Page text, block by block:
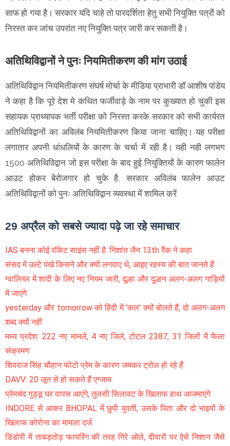
साफ हो गया है। सरकार यदि चाहे तो पारदर्शिता हेतु सभी नियुक्ति पत्रों को
निरस्त कर जांच उपरांत नए नियुक्ति पत्र जारी कर सकती है।
अतिथिविद्वानों ने पुनः नियमितीकरण की मांग उठाई
अतिथिविद्वान नियमितीकरण संघर्ष मोर्चा के मीडिया प्राभारी डॉ आशीष पांडेय
ने कहा है कि पूरे देश मे कथित फर्जीवाड़े के नाम पर कुख्यात हो चुकी इस
सहायक प्राध्यापक भर्ती परीक्षा को निरस्त करके सरकार को सभी कार्यरत
अतिथिविद्वानों का अविलंब नियमितीकरण किया जाना चाहिए। यह परीक्षा
लगातार अपनी धांधलियों के कारण के चर्चा में रही है। यही नही लगभग
1500 अतिथिविद्वान जो इस परीक्षा के बाद हुई नियुक्तियों के कारण फालेन
आउट होकर बेरोजगार हो चुके है, सरकार अविलंब फालेन आउट
अतिथिविद्वानों को पुनः अतिथिविद्वान व्यवस्था में शामिल करें
29 अप्रैल को सबसे ज्यादा पढ़े जा रहे समाचार
IAS बनना कोई रॉकेट साइंस नहीं है: निशांत जैन 13th रैंक ने कहा
संसद में उल्टे पंखे किसने और क्यों लगवाए थे, आइए रहस्य की बात जानते हैं
ग्वालियर में शादी के लिए नए नियम जारी, दूल्हा और दुल्हन अलग-अलग गाड़ियों
में जाएंगे
yesterday और tomorrow को हिंदी में 'कल' क्यों बोलते हैं, दो अलग-अलग
शब्द क्यों नहीं
मध्य प्रदेश: 222 नए मामले, 4 नए जिले, टोटल 2387, 31 जिलों में फैला
संक्रमण
शिवराज सिंह चौहान फोटो प्रेम के कारण जमकर ट्रोल हो रहे हैं
DAVV: 20 जून से हो सकते हैं एग्जाम
प्रेमचंद गुड्डू घर वापस आएंगे, तुलसी सिलावट के खिलाफ हाथ आजमाएंगे
INDORE से आकर BHOPAL में छुपी युवती, उसके पिता और दो भाइयों के
खिलाफ कोरोना का मामला दर्ज
डिंडोरी में ताबड़तोड़ फायरिंग की तरह गिरे ओले, दीवारों पर ऐसे निशान जैसे